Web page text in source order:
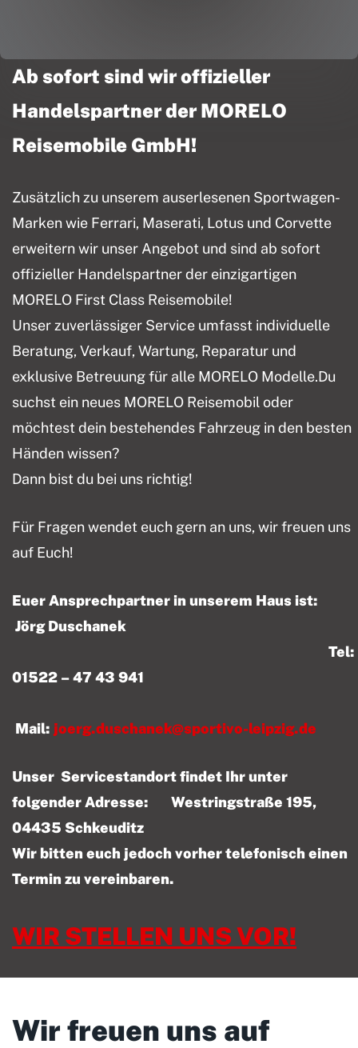
Ab sofort sind wir offizieller
Handelspartner der MORELO
Reisemobile GmbH!
Zusätzlich zu unserem auserlesenen Sportwagen-
Marken wie Ferrari, Maserati, Lotus und Corvette
erweitern wir unser Angebot und sind ab sofort
offizieller Handelspartner der einzigartigen
MORELO First Class Reisemobile!
Unser zuverlässiger Service umfasst individuelle
Beratung, Verkauf, Wartung, Reparatur und
exklusive Betreuung für alle MORELO Modelle.Du
suchst ein neues MORELO Reisemobil oder
möchtest dein bestehendes Fahrzeug in den besten
Händen wissen?
Dann bist du bei uns richtig!
Für Fragen wendet euch gern an uns, wir freuen uns
auf Euch!
Euer Ansprechpartner in unserem Haus ist:
Jörg Duschanek
Tel:
01522 – 47 43 941
Mail: joerg.duschanek@sportivo-leipzig.de
Unser Servicestandort findet Ihr unter
folgender Adresse: Westringstraße 195,
04435 Schkeuditz
Wir bitten euch jedoch vorher telefonisch einen
Termin zu vereinbaren.
WIR STELLEN UNS VOR!
Wir freuen uns auf